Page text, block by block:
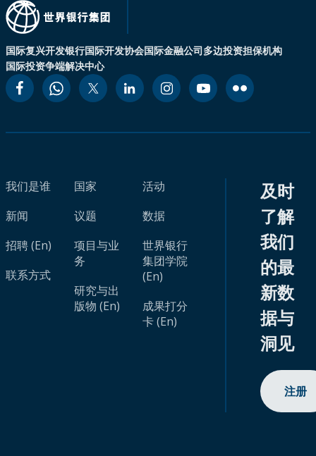
国际复兴开发银行国际开发协会国际金融公司多边投资担保机构
国际投资争端解决中心
我们是谁
新闻
招聘 (En)
联系方式
国家
议题
项目与业
务
研究与出
版物 (En)
活动
数据
世界银行
集团学院
(En)
成果打分
卡 (En)
及时
了解
我们
的最
新数
据与
洞见
注册